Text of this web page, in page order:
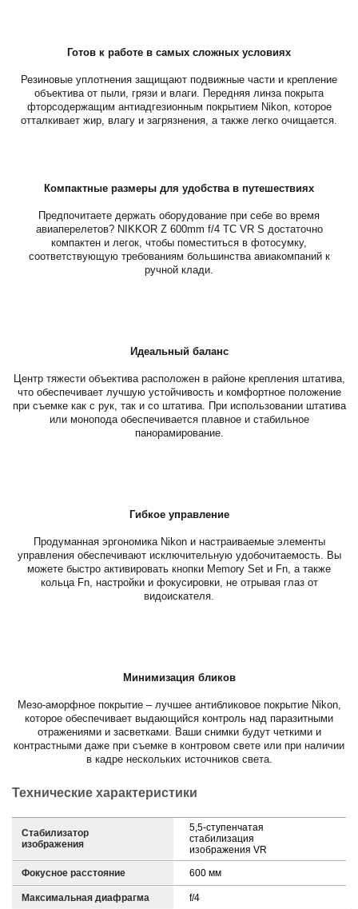
Готов к работе в самых сложных условиях
Резиновые уплотнения защищают подвижные части и крепление
объектива от пыли, грязи и влаги. Передняя линза покрыта
фторсодержащим антиадгезионным покрытием Nikon, которое
отталкивает жир, влагу и загрязнения, а также легко очищается.
Компактные размеры для удобства в путешествиях
Предпочитаете держать оборудование при себе во время
авиаперелетов? NIKKOR Z 600mm f/4 TC VR S достаточно
компактен и легок, чтобы поместиться в фотосумку,
соответствующую требованиям большинства авиакомпаний к
ручной клади.
Идеальный баланс
Центр тяжести объектива расположен в районе крепления штатива,
что обеспечивает лучшую устойчивость и комфортное положение
при съемке как с рук, так и со штатива. При использовании штатива
или монопода обеспечивается плавное и стабильное
панорамирование.
Гибкое управление
Продуманная эргономика Nikon и настраиваемые элементы
управления обеспечивают исключительную удобочитаемость. Вы
можете быстро активировать кнопки Memory Set и Fn, а также
кольца Fn, настройки и фокусировки, не отрывая глаз от
видоискателя.
Минимизация бликов
Мезо-аморфное покрытие – лучшее антибликовое покрытие Nikon,
которое обеспечивает выдающийся контроль над паразитными
отражениями и засветками. Ваши снимки будут четкими и
контрастными даже при съемке в контровом свете или при наличии
в кадре нескольких источников света.
Технические характеристики
Стабилизатор
изображения
5,5-ступенчатая
стабилизация
изображения VR
Фокусное расстояние 600 мм
Максимальная диафрагма f/4